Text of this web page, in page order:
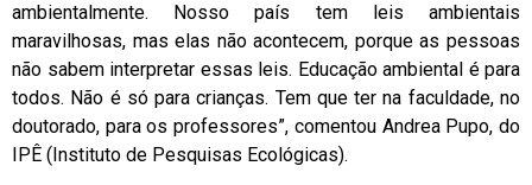
ambientalmente. Nosso país tem leis ambientais
maravilhosas, mas elas não acontecem, porque as pessoas
não sabem interpretar essas leis. Educação ambiental é para
todos. Não é só para crianças. Tem que ter na faculdade, no
doutorado, para os professores”, comentou Andrea Pupo, do
IPÊ (Instituto de Pesquisas Ecológicas).